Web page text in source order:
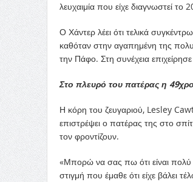
λευχαιμία που είχε διαγνωστεί το
Ο Χάντερ λέει ότι τελικά
καθόταν στην αγαπημένη της
την Πάφο. Στη συνέχεια
Στο πλευρό του πατέρας η
Η κόρη του ζευγαριού, Lesley
επιστρέψει ο πατέρας της στο
τον φροντίζουν.
«Μπορώ να σας πω ότι είναι πολύ
στιγμή που έμαθε ότι είχε βάλει